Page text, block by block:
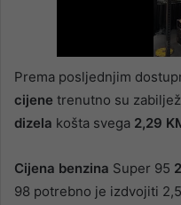
Prema posljednjim
cijene trenutno su
dizela košta svega 2,29
Cijena benzina Super 95
98 potrebno je izdvojiti